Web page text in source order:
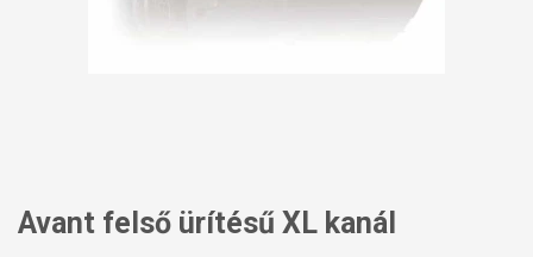
Avant felső ürítésű XL kanál